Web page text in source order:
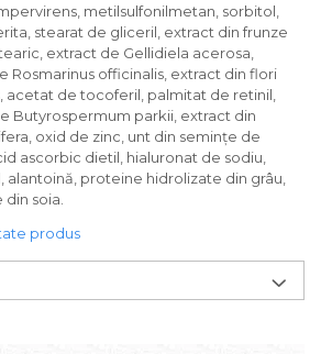
metilsulfonilmetan, sorbitol,
stearat de gliceril, extract din frunze
extract de Gellidiela acerosa,
Rosmarinus officinalis, extract din flori
acetat de tocoferil, palmitat de retinil,
Butyrospermum parkii, extract din
oxid de zinc, unt din semințe de
ascorbic dietil, hialuronat de sodiu,
proteine hidrolizate din grâu,
soia.
produs